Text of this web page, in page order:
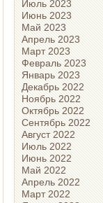
Июль 2023
Июнь 2023
Май 2023
Апрель 2023
Март 2023
Февраль 2023
Январь 2023
Декабрь 2022
Ноябрь 2022
Октябрь 2022
Сентябрь 2022
Август 2022
Июль 2022
Июнь 2022
Май 2022
Апрель 2022
Март 2022